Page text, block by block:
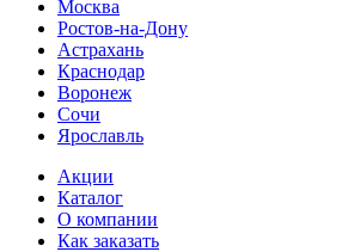
Москва
Ростов-на-Дону
Астрахань
Краснодар
Воронеж
Сочи
Ярославль
Акции
Каталог
О компании
Как заказать